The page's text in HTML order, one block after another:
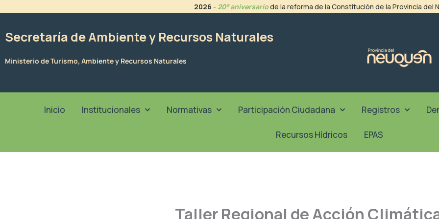
2026 - 20° aniversariode la reforma de la Constitución de la Provincia del
Secretaría de Ambiente y Recursos Naturales
Ministerio de Turismo, Ambiente y Recursos Naturales
Inicio Institucionales Normativas Participación Ciudadana Registros
Recursos Hídricos EPAS
Taller Regional de Acción